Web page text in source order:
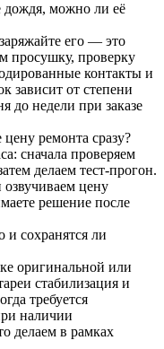
дождя, можно ли её
его — это
просушку, проверку
контакты и
зависит от степени
до недели при заказе
ремонта сразу?
сначала проверяем
делаем тест‑прогон.
цену
решение после
сохранятся ли
оригинальной или
стабилизация и
требуется
наличии
делаем в рамках